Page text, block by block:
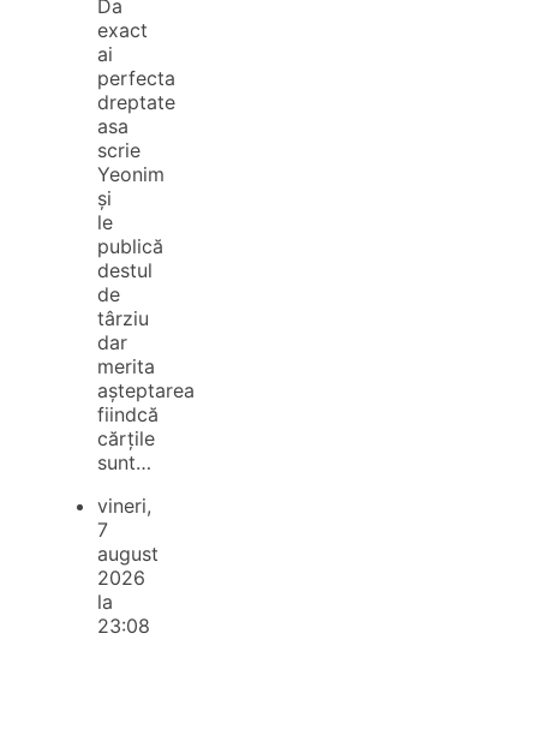
Da
exact
ai
perfecta
dreptate
asa
scrie
Yeonim
și
le
publică
destul
de
târziu
dar
merita
așteptarea
fiindcă
cărțile
sunt…
vineri,
7
august
2026
la
23:08